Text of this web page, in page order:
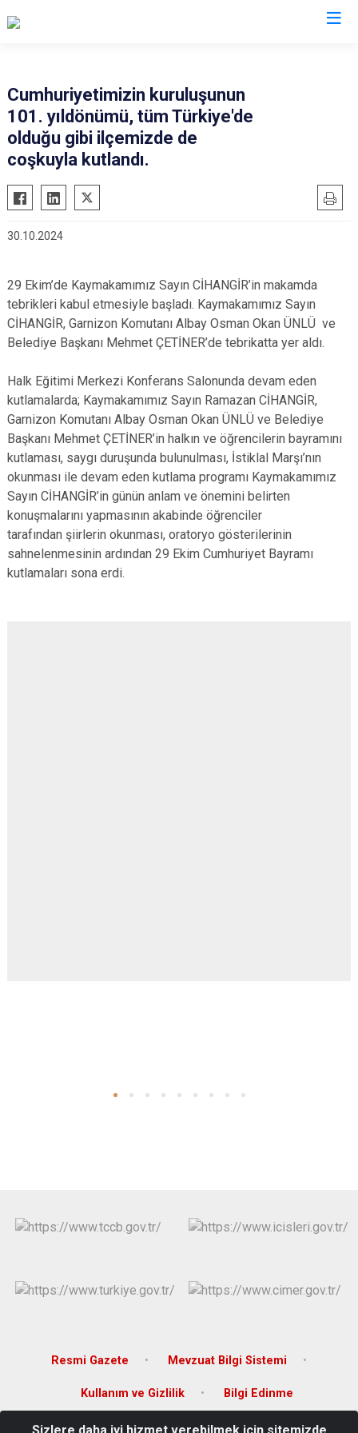
Ahırlı
Akören
Altınekin
Cihanbeyli
Çumra
Derbent
Derebucak
Doğanhisar
Emirgazi
Ilgın
Kadınhanı
Karapınar
Karatay
Kulu
Yalıhüyük
Yunak
Cumhuriyetimizin kuruluşunun
101. yıldönümü, tüm Türkiye'de
olduğu gibi ilçemizde de
coşkuyla kutlandı.
30.10.2024
29 Ekim’de Kaymakamımız Sayın CİHANGİR’in makamda
tebrikleri kabul etmesiyle başladı. Kaymakamımız Sayın
CİHANGİR, Garnizon Komutanı Albay Osman Okan ÜNLÜ ve
Belediye Başkanı Mehmet ÇETİNER’de tebrikatta yer aldı.
Halk Eğitimi Merkezi Konferans Salonunda devam eden
kutlamalarda; Kaymakamımız Sayın Ramazan CİHANGİR,
Garnizon Komutanı Albay Osman Okan ÜNLÜ ve Belediye
Başkanı Mehmet ÇETİNER’in halkın ve öğrencilerin bayramını
kutlaması, saygı duruşunda bulunulması, İstiklal Marşı’nın
okunması ile devam eden kutlama programı Kaymakamımız
Sayın CİHANGİR’in günün anlam ve önemini belirten
konuşmalarını yapmasının akabinde öğrenciler
tarafından şiirlerin okunması, oratoryo gösterilerinin
sahnelenmesinin ardından 29 Ekim Cumhuriyet Bayramı
kutlamaları sona erdi.
Resmi Gazete Mevzuat Bilgi Sistemi
Kullanım ve Gizlilik Bilgi Edinme